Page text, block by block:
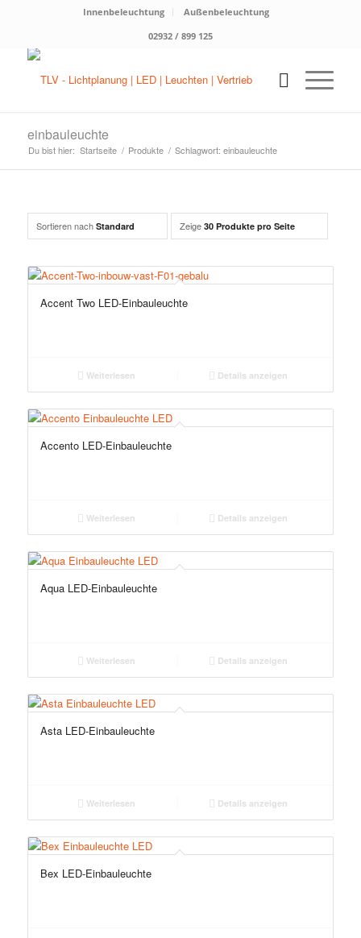
Innenbeleuchtung
Außenbeleuchtung
02932 / 899 125
einbauleuchte
Du bist hier: Startseite / Produkte / Schlagwort: einbauleuchte
Sortieren nach Standard Zeige 30 Produkte pro Seite
Accent Two LED-Einbauleuchte
Weiterlesen Details anzeigen
Accento LED-Einbauleuchte
Weiterlesen Details anzeigen
Aqua LED-Einbauleuchte
Weiterlesen Details anzeigen
Asta LED-Einbauleuchte
Weiterlesen Details anzeigen
Bex LED-Einbauleuchte